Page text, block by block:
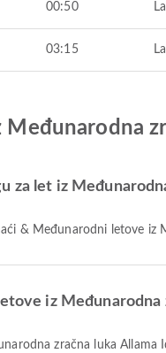
00:50
03:15
let iz
& Međunarodni letove
iz Međunarodna